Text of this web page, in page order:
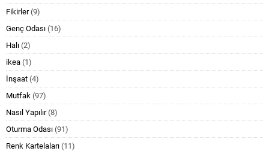
Fikirler(9)
Genç Odası (16)
Halı (2)
ikea (1)
İnşaat (4)
Mutfak (97)
Nasıl Yapılır(8)
Oturma Odası (91)
Renk Kartelaları (11)